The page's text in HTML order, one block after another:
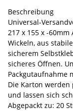
Beschreibung
Universal-
217 x 155 x -
Wickeln, aus
sicherem
sicheres Öffnen.
Packgutaufnahme
Die Karton
und lassen sich
Abgepackt zu: 20